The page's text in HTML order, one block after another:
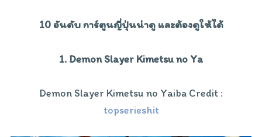
10 อันดับ การ์ตูนญี่ปุ่นน่าดู และต้องดูให้ได้
1. Demon Slayer Kimetsu no Ya
Demon Slayer Kimetsu no Yaiba Credit :
topserieshit